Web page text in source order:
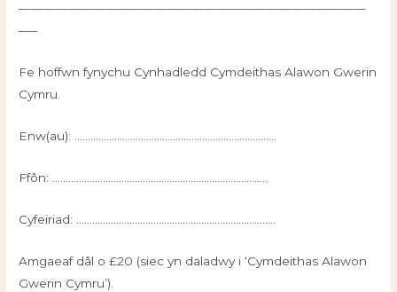
————————————————————————————
—–
Fe hoffwn fynychu Cynhadledd Cymdeithas Alawon Gwerin
Cymru.
Enw(au): ………………………………………………………………….
Ffôn: ………………………………………………………………………
Cyfeiriad: …………………………………………………………………
Amgaeaf dâl o £20 (siec yn daladwy i ‘Cymdeithas Alawon
Gwerin Cymru’).